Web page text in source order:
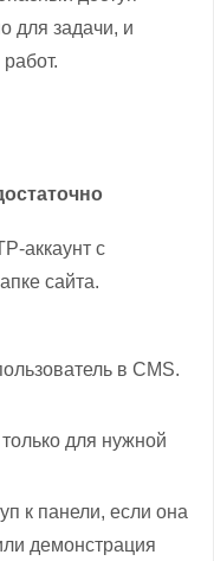
для задачи, и
аккаунт с
сайта.
в CMS.
для нужной
к панели, если она
демонстрация